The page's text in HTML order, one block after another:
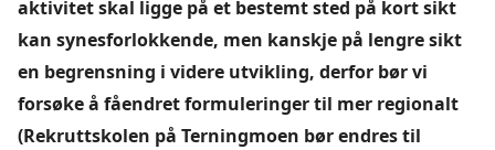
aktivitet skal ligge på et bestemt sted på kort sikt
kan synesforlokkende, men kanskje på lengre sikt
en begrensning i videre utvikling, derfor bør vi
forsøke å fåendret formuleringer til mer regionalt
(Rekruttskolen på Terningmoen bør endres til